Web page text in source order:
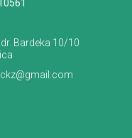
Bardeka 10/10